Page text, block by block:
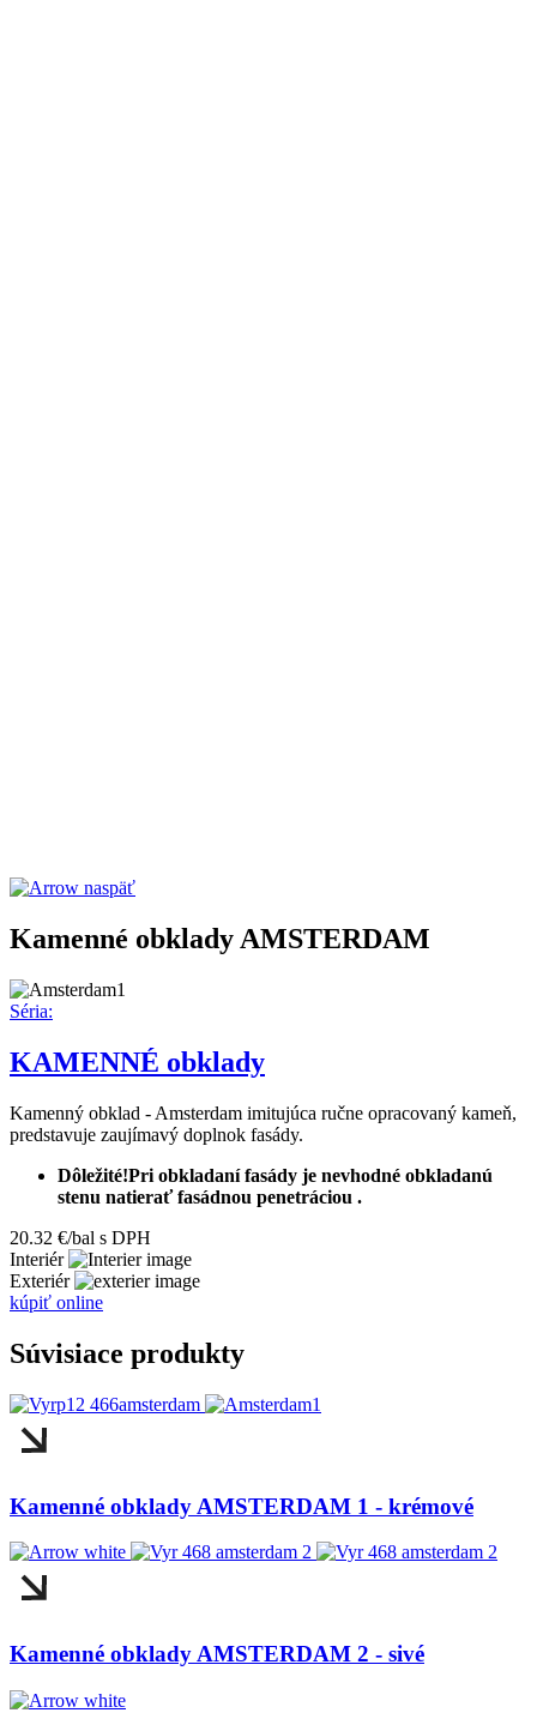
naspäť
Kamenné obklady AMSTERDAM
Séria:
KAMENNÉ obklady
Kamenný obklad - Amsterdam imitujúca ručne opracovaný kameň,
predstavuje zaujímavý doplnok fasády.
Dôležité!Pri obkladaní fasády je nevhodné obkladanú
stenu natierať fasádnou penetráciou .
20.32 €/bal s DPH
Interiér
Exteriér
kúpiť online
Súvisiace produkty
Kamenné obklady AMSTERDAM 1 - krémové
Kamenné obklady AMSTERDAM 2 - sivé